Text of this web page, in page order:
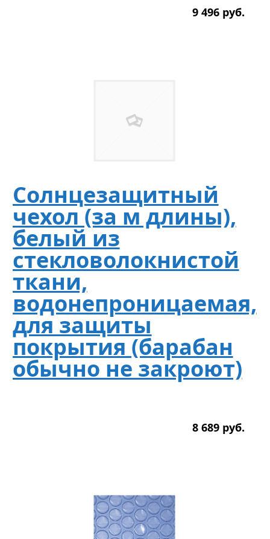
9 496 руб.
Солнцезащитный
чехол (за м длины),
белый из
стекловолокнистой
ткани,
водонепроницаемая,
для защиты
покрытия (барабан
обычно не закроют)
8 689 руб.